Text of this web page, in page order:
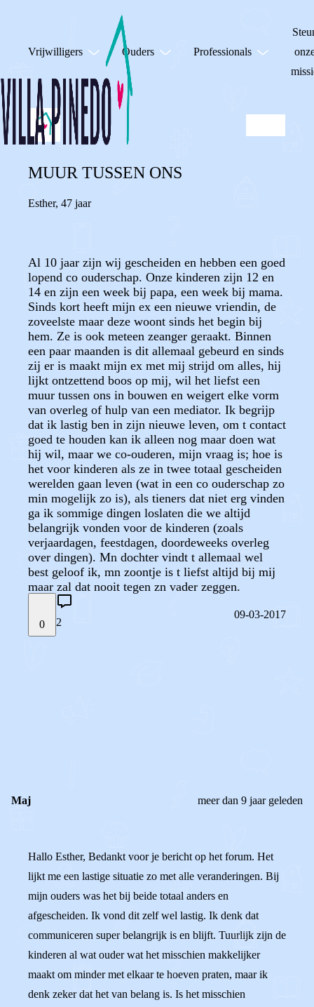
Vrijwilligers Ouders Professionals
MUUR TUSSEN ONS
Esther, 47 jaar
Al 10 jaar zijn wij gescheiden en hebben een goed
lopend co ouderschap. Onze kinderen zijn 12 en
14 en zijn een week bij papa, een week bij mama.
Sinds kort heeft mijn ex een nieuwe vriendin, de
zoveelste maar deze woont sinds het begin bij
hem. Ze is ook meteen zeanger geraakt. Binnen
een paar maanden is dit allemaal gebeurd en sinds
zij er is maakt mijn ex met mij strijd om alles, hij
lijkt ontzettend boos op mij, wil het liefst een
muur tussen ons in bouwen en weigert elke vorm
van overleg of hulp van een mediator. Ik begrijp
dat ik lastig ben in zijn nieuwe leven, om t contact
goed te houden kan ik alleen nog maar doen wat
hij wil, maar we co-ouderen, mijn vraag is; hoe is
het voor kinderen als ze in twee totaal gescheiden
werelden gaan leven (wat in een co ouderschap zo
min mogelijk zo is), als tieners dat niet erg vinden
ga ik sommige dingen loslaten die we altijd
belangrijk vonden voor de kinderen (zoals
verjaardagen, feestdagen, doordeweeks overleg
over dingen). Mn dochter vindt t allemaal wel
best geloof ik, mn zoontje is t liefst altijd bij mij
maar zal dat nooit tegen zn vader zeggen.
0 2
09-03-2017
Maj meer dan 9 jaar geleden
Hallo Esther, Bedankt voor je bericht op het forum. Het
lijkt me een lastige situatie zo met alle veranderingen. Bij
mijn ouders was het bij beide totaal anders en
afgescheiden. Ik vond dit zelf wel lastig. Ik denk dat
communiceren super belangrijk is en blijft. Tuurlijk zijn de
kinderen al wat ouder wat het misschien makkelijker
maakt om minder met elkaar te hoeven praten, maar ik
denk zeker dat het van belang is. Is het misschien